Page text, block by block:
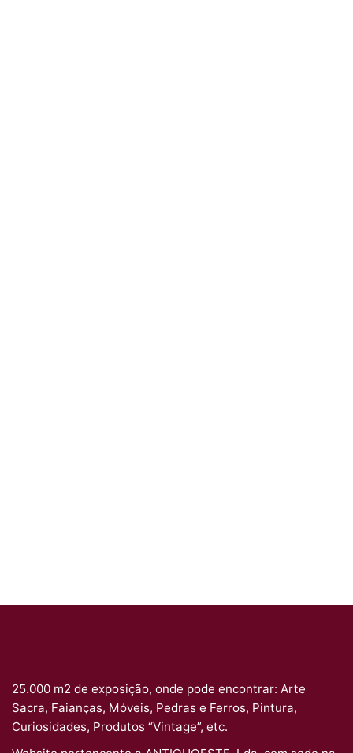
25.000 m2 de exposição, onde pode encontrar: Arte
Sacra, Faianças, Móveis, Pedras e Ferros, Pintura,
Curiosidades, Produtos “Vintage”, etc.